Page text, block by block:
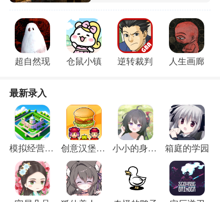
间布局谜题到逻辑链串联，从隐藏物品搜
寻到机关原理拆解，难度梯度清晰，没有
提示也能靠自身智慧闯关。无需联网等待
队友，一个人、一支笔、一张纸就能沉浸
其中，每解开一个难题都能收获满满的成
就感，适合追求脑力刺激的硬核玩家。
超自然现象多人联机版
仓鼠小镇 逆转裁判2中文版人生画廊最
最新录入
模拟经营我的大学 创意汉堡物语 小小的身影重叠的内心 箱庭的学园